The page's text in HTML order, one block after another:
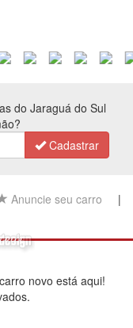
do Jaraguá do Sul
Cadastrar
Anuncie seu carro |
novo está aqui!